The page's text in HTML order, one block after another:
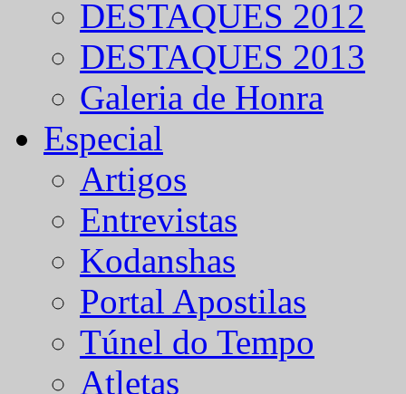
DESTAQUES 2012
DESTAQUES 2013
Galeria de Honra
Especial
Artigos
Entrevistas
Kodanshas
Portal Apostilas
Túnel do Tempo
Atletas